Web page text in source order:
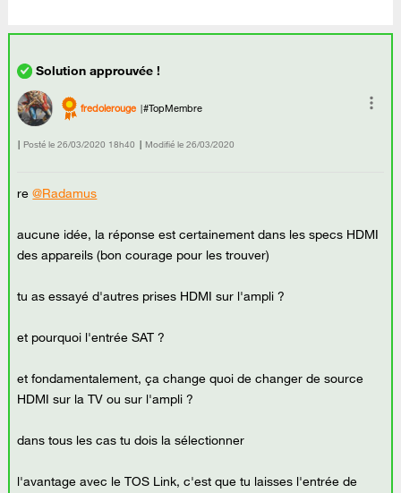
fredolerouge #TopMembre
Posté le ‎26/03/2020 18h40 Modifié le 26/03/2020
re@Radamus
aucune idée, la réponse est certainement dans les specs HDMI
des appareils (bon courage pour les trouver)
tu as essayé d'autres prises HDMI sur l'ampli ?
et pourquoi l'entrée SAT ?
et fondamentalement, ça change quoi de changer de source
HDMI sur la TV ou sur l'ampli ?
dans tous les cas tu dois la sélectionner
l'avantage avec le TOS Link, c'est que tu laisses l'entrée de